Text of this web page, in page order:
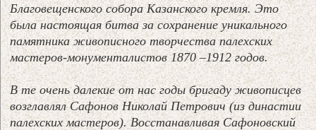
Благовещенского собора Казанского кремля. Это
была настоящая битва за сохранение уникального
памятника живописного творчества палехских
мастеров-монументалистов 1870 –1912 годов.
В те очень далекие от нас годы бригаду живописцев
возглавлял Сафонов Николай Петрович (из династии
палехских мастеров). Восстанавливая Сафоновский